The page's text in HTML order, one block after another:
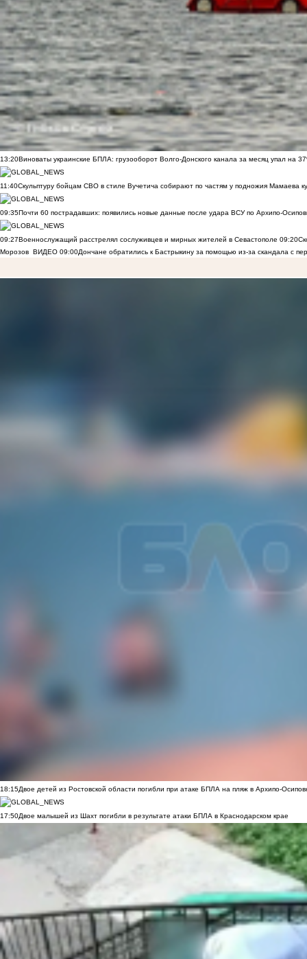
13:20Виноваты украинские БПЛА: грузооборот Волго-Донского канала за месяц упал на
11:40Скульптуру бойцам СВО в стиле Вучетича собирают по частям у подножия Мамаева
09:35Почти 60 пострадавших: появились новые данные после удара ВСУ по Архипо-
09:27Военнослужащий расстрелял сослуживцев и мирных жителей в Севастополе 09:20
Морозов ВИДЕО 09:00Дончане обратились к Бастрыкину за помощью из-за скандала с
18:15Двое детей из Ростовской области погибли при атаке БПЛА на пляж в Архипо-
17:50Двое малышей из Шахт погибли в результате атаки БПЛА в Краснодарском крае